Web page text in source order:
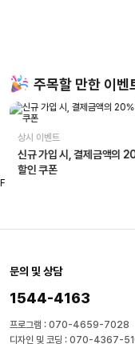
주목할 만한 이벤
상시 이벤트
신규 가입 시, 결제금액의
할인 쿠폰
F
문의 및 상담
1544-4163
프로그램 : 070-4659-7028
디자인 및 코딩 : 070-4367-